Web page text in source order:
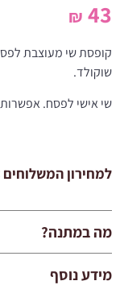
43
₪
קופסת שי מעוצבת
שוקולד.
שי אישי לפסח.
למחירון המשלוחים
מה במתנה?
מידע נוסף